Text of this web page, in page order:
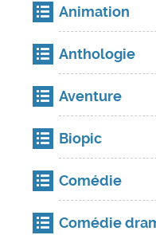
Animation
Anthologie
Aventure
Biopic
Comédie
Comédie